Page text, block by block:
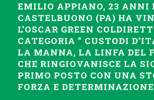
EMILIO APPIANO, 23 ANNI
CASTELBUONO (PA) HA
L’OSCAR GREEN
CATEGORIA ” CUSTODI
LA MANNA, LA LINFA DEL
CHE RINGIOVANISCE LA
PRIMO POSTO CON UNA
FORZA E DETERMINAZIONE